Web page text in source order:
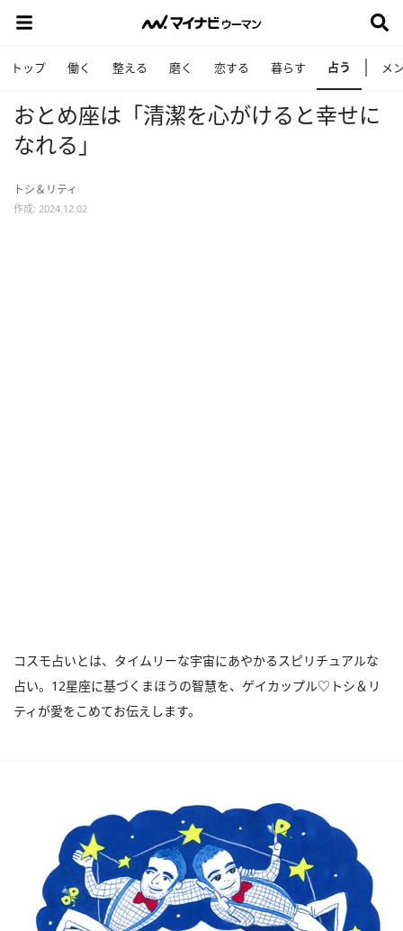
トップ 働く 整える 磨く 恋する 暮らす 占う メ
おとめ座は「清潔を心がけると幸せに
なれる」
トシ＆リティ
作成: 2024.12.02
コスモ占いとは、タイムリーな宇宙にあやかるスピリチュアルな
占い。12星座に基づくまほうの智慧を、ゲイカップル♡トシ＆リ
ティが愛をこめてお伝えします。